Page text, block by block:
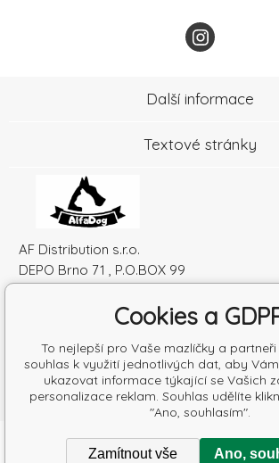
AF Distribution s.r.o.
DEPO Brno 71 , P.O.BOX 99
Česká republika
DIČ: SK2120864328
Další informace
Textové stránky
Copyright © 2026 AF
Cookies a
To nejlepší pro Vaše mazlíčky a
souhlas k využití jednotlivých dat, aby
ukazovat informace týkající se Vašich
personalizace reklam. Souhlas udělíte
"Ano, souhlasím".
Zamítnout vše Ano,